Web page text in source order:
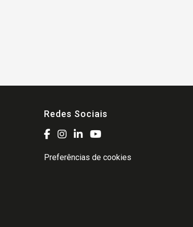
Redes Sociais
Preferências de cookies